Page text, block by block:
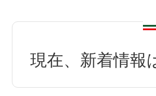
現在、新着情報